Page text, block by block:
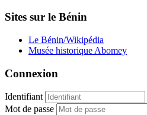
Sites sur le Bénin
Le Bénin/Wikipédia
Musée historique Abomey
Connexion
Identifiant
Mot de passe